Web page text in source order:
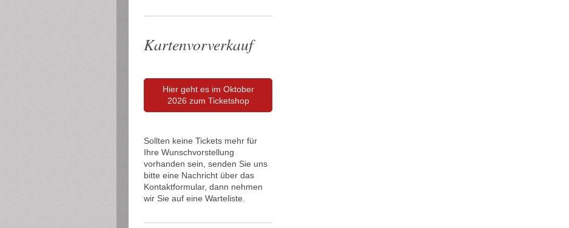
Kartenvorverkauf
Hier geht es im Oktober
2026 zum Ticketshop
Sollten keine Tickets mehr für
Ihre Wunschvorstellung
vorhanden sein, senden Sie uns
bitte eine Nachricht über das
Kontaktformular, dann nehmen
wir Sie auf eine Warteliste.